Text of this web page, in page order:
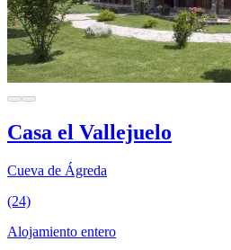
Casa el Vallejuelo
Cueva de Ágreda
(24)
Alojamiento entero